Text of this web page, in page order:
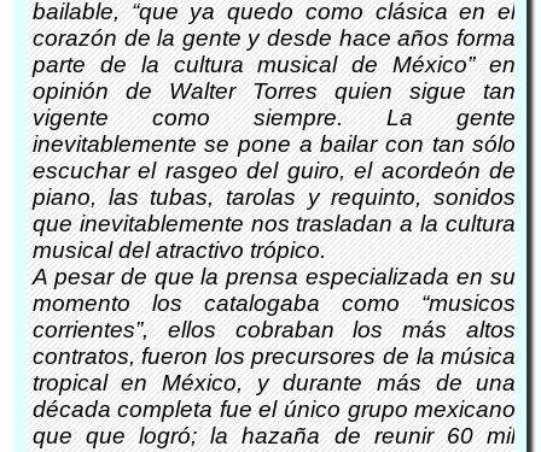
bailable, “que ya quedo como clásica en el
corazón de la gente y desde hace años forma
parte de la cultura musical de México” en
opinión de Walter Torres quien sigue tan
vigente como siempre. La gente
inevitablemente se pone a bailar con tan sólo
escuchar el rasgeo del guiro, el acordeón de
piano, las tubas, tarolas y requinto, sonidos
que inevitablemente nos trasladan a la cultura
musical del atractivo trópico.
A pesar de que la prensa especializada en su
momento los catalogaba como “musicos
corrientes”, ellos cobraban los más altos
contratos, fueron los precursores de la música
tropical en México, y durante más de una
década completa fue el único grupo mexicano
que que logró; la hazaña de reunir 60 mil